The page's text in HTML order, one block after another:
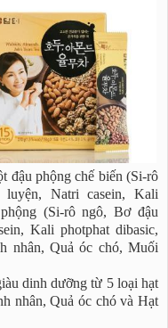
đậu phộng chế biến (Si-rô
Natri casein, Kali
(Si-rô ngô, Bơ đậu
Kali photphat dibasic,
nhân, Quả óc chó, Muối
dinh dưỡng từ 5 loại hạt
nhân, Quả óc chó và Hạt